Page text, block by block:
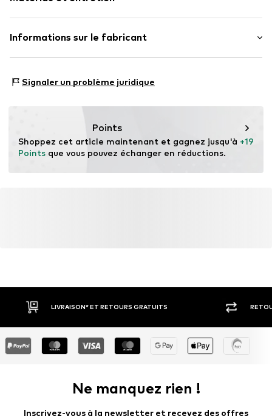
Numéro d'article. UBT9mts002000003
Coupe : Coupe moulante
Grille de tailles
Matériau : 95% Coton, 5% Élasthane
Informations sur le fabricant
64372 Ober-Ramstadt
Signaler un problème juridique
Points
Shoppez cet article maintenant et gagnez jusqu'à +19
Points que vous pouvez échanger en réductions.
LIVRAISON* ET RETOURS GRATUITS
Ne manquez rien !
Inscrivez-vous à la newsletter et recevez des offres